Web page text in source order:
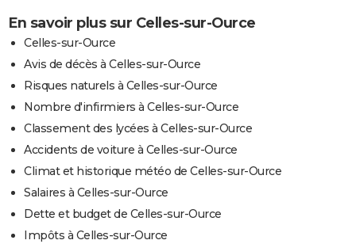
En savoir plus sur Celles-sur-Ource
Celles-sur-Ource
Avis de décès à Celles-sur-Ource
Risques naturels à Celles-sur-Ource
Nombre d'infirmiers à Celles-sur-Ource
Classement des lycées à Celles-sur-Ource
Accidents de voiture à Celles-sur-Ource
Climat et historique météo de Celles-sur-Ource
Salaires à Celles-sur-Ource
Dette et budget de Celles-sur-Ource
Impôts à Celles-sur-Ource